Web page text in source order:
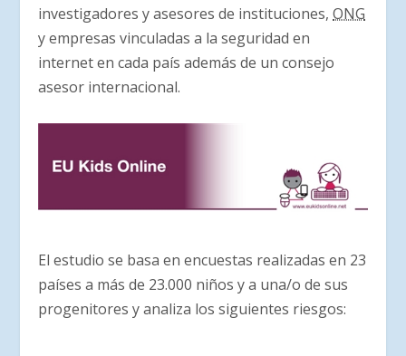
investigadores y asesores de instituciones,ONG
y empresas vinculadas a la seguridad en
internet en cada país además de un consejo
asesor internacional.
El estudio se basa en encuestas realizadas en 23
países a más de 23.000 niños y a una/o de sus
progenitores y analiza los siguientes riesgos: